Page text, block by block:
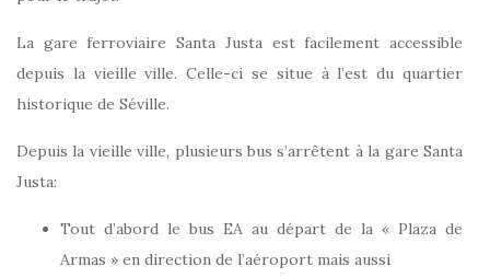
La gare ferroviaire Santa Justa est facilement accessible
depuis la vieille ville. Celle-ci se situe à l’est du quartier
historique de Séville.
Depuis la vieille ville, plusieurs bus s’arrêtent à la gare Santa
Justa:
Tout d’abord le bus EA au départ de la « Plaza de
Armas » en direction de l’aéroport mais aussi